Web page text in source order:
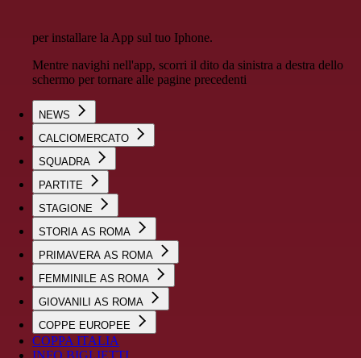
per installare la App sul tuo Iphone.
Mentre navighi nell'app, scorri il dito da sinistra a destra dello
schermo per tornare alle pagine precedenti
NEWS
CALCIOMERCATO
SQUADRA
PARTITE
STAGIONE
STORIA AS ROMA
PRIMAVERA AS ROMA
FEMMINILE AS ROMA
GIOVANILI AS ROMA
COPPE EUROPEE
COPPA ITALIA
INFO BIGLIETTI